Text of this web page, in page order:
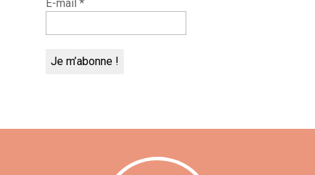
E-mail *